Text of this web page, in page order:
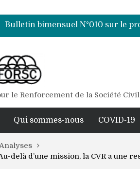
Bulletin bimensuel N° 012 sur le
Bulletin bimensuel N°010 sur le
Bulletin bimensuel N°009 sur le
Bulletin bimensuel N°007 sur le
Bulletin bimensuel N° 012 sur le
le Renforcement de la Société
Qui sommes-nous COVID-19
delà d’une mission, la CVR a une